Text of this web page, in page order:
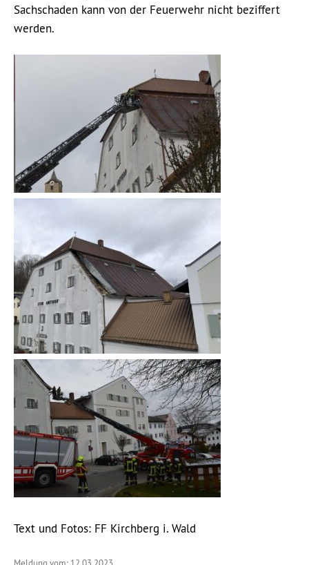
Sachschaden kann von der Feuerwehr nicht beziffert
werden.
Text und Fotos: FF Kirchberg i. Wald